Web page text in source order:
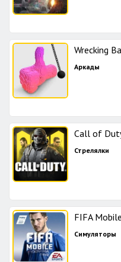
Wrecking
Аркады
Call of
Стрелялки
FIFA Mobile
Симуляторы